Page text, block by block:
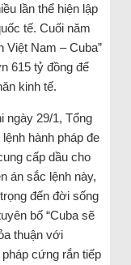
lần thể hiện lập
tế. Cuối năm
Việt Nam – Cuba”
615 tỷ đồng để
kinh tế.
ngày 29/1, Tổng
hành pháp đe
cấp dầu cho
án sắc lệnh này,
đến đời sống
bố “Cuba sẽ
thuận với
cứng rắn tiếp